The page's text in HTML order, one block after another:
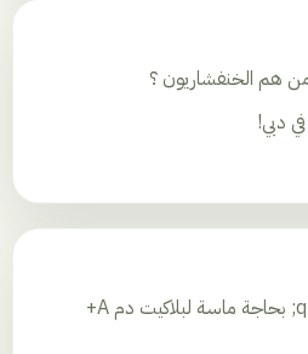
هم الخنفشاريون ؟
دبي!
مستشفى &quot;رزق&quot; بحاجة ماسة لبلاكيت دم A+